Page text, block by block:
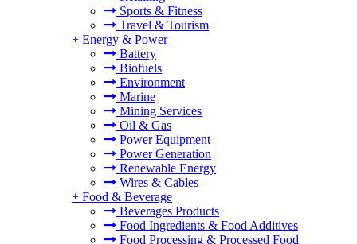
Sports & Fitness
Travel & Tourism
+ Energy & Power
Battery
Biofuels
Environment
Marine
Mining Services
Oil & Gas
Power Equipment
Power Generation
Renewable Energy
Wires & Cables
+ Food & Beverage
Beverages Products
Food Ingredients & Food Additives
Food Processing & Processed Food